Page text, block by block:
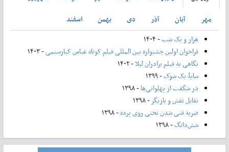
مهر
آبان آذر دی بهمن
اسفند
هزار و یک شب- ۱۴۰۴
فراخوان اولین جشنواره بین المللی فیلم کوتاه عباس کیارستمی- ۱۴۰۳
نگاهی به فیلم برادران لیلا- ۱۴۰۲
سایۀ یک شوک- ۱۳۹۹
در شگفت از پهلوانی‌ها- ۱۳۹۸
تقابل نقش و بازیگر- ۱۳۹۸
ضربه فنی شدن تختی روی پرده- ۱۳۹۸
شش‌دانگ- ۱۳۹۸